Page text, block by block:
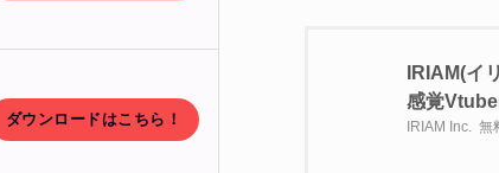
ダウンロードはこちら！
IRIAM(イ
感覚
IRIAM Inc. 無